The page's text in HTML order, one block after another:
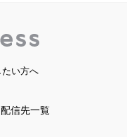
い方へ
配信先一覧